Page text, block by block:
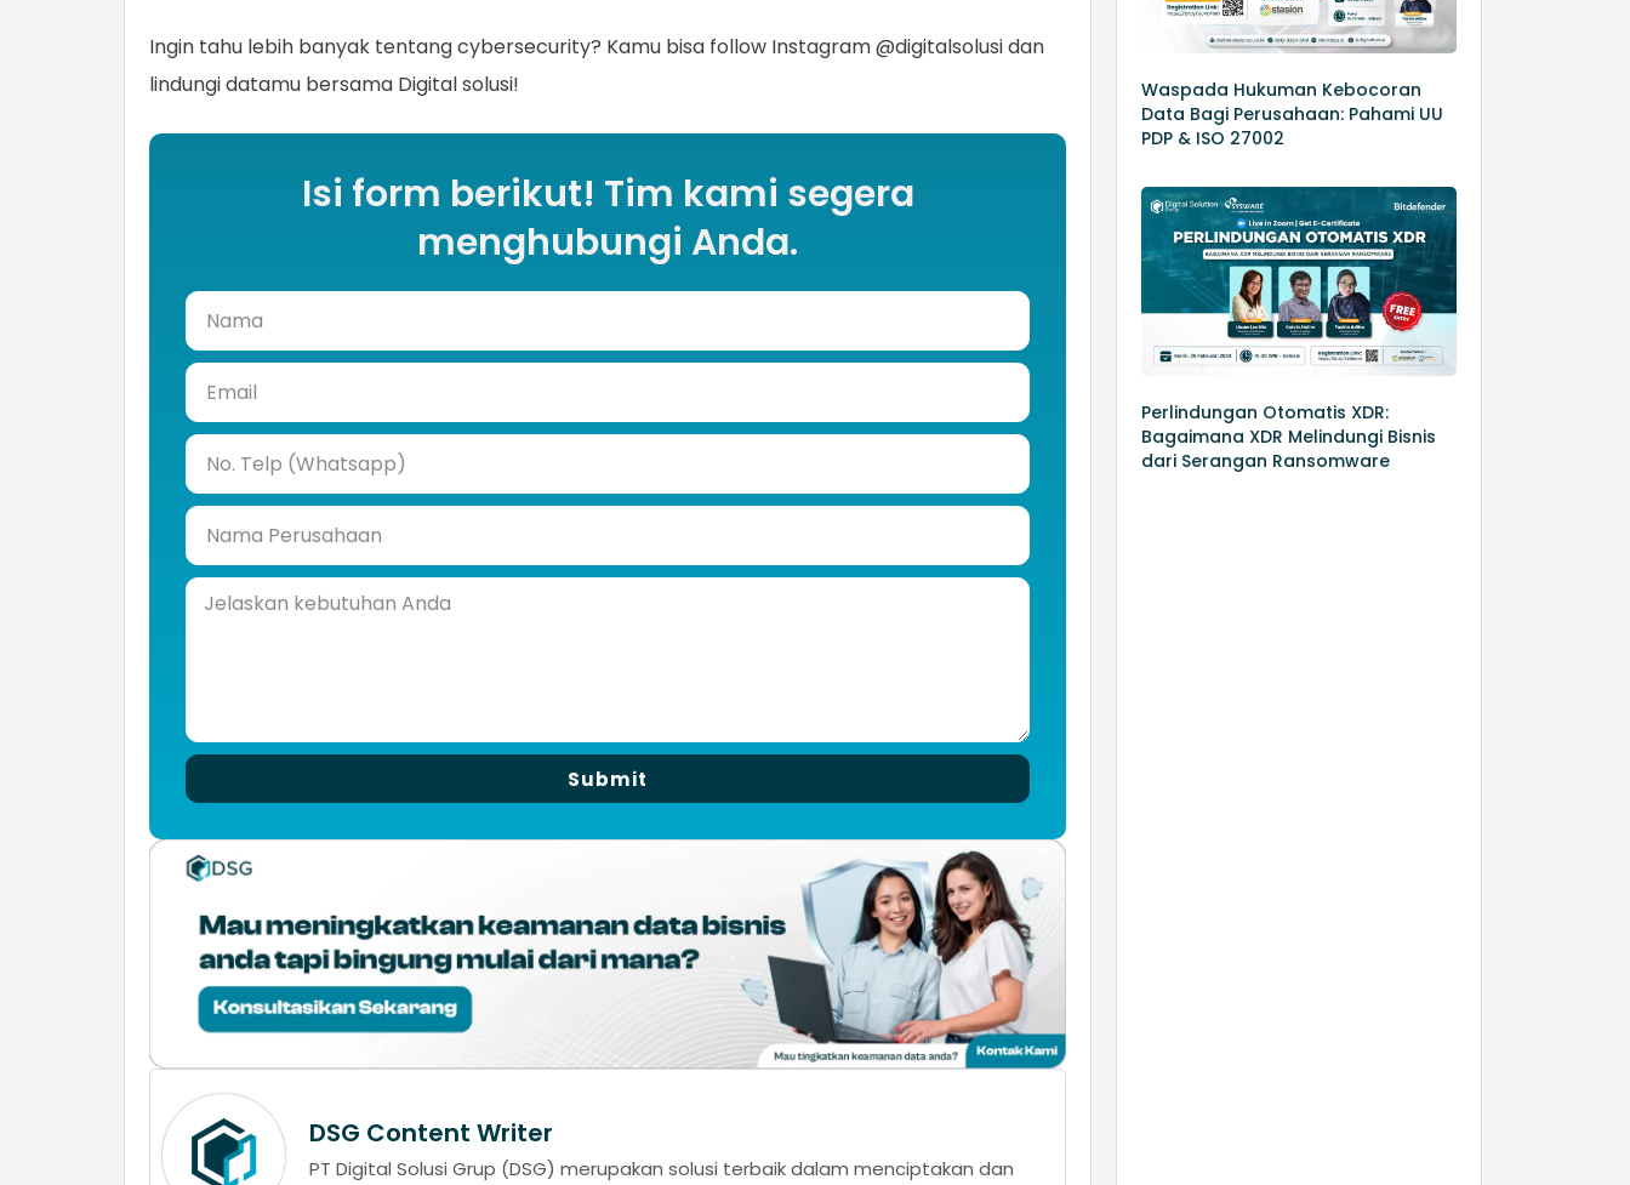
Ingin tahu lebih banyak tentang cybersecurity? Kamu bisa follow Instagram @digitalsolusi dan
lindungi datamu bersama Digital solusi!
Isi form berikut! Tim kami segera
menghubungi Anda.
Submit
DSG Content Writer
PT Digital Solusi Grup (DSG) merupakan solusi terbaik dalam menciptakan dan
Waspada Hukuman Kebocoran
Data Bagi Perusahaan: Pahami UU
PDP & ISO 27002
Perlindungan Otomatis XDR:
Bagaimana XDR Melindungi Bisnis
dari Serangan Ransomware